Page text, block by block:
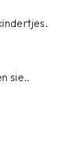
sie..